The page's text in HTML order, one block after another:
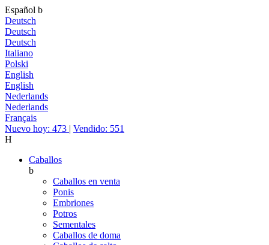
Español b
Deutsch
Deutsch
Deutsch
Italiano
Polski
English
English
Nederlands
Nederlands
Français
Nuevo hoy: 473 | Vendido: 551
H
Caballos
b
Caballos en venta
Ponis
Embriones
Potros
Sementales
Caballos de doma